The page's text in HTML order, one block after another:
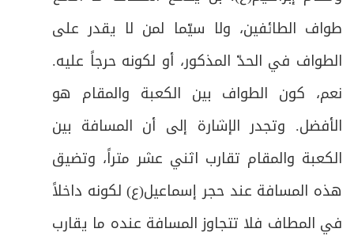
طواف الطائفين، ولا سيّما لمن لا يقدر على
الطواف في الحدّ المذكور، أو لكونه حرجاً عليه.
نعم، كون الطواف بين الكعبة والمقام هو
الأفضل. وتجدر الإشارة إلى أن المسافة بين
الكعبة والمقام تقارب اثني عشر متراً، وتضيق
هذه المسافة عند حجر إسماعيل(ع) لكونه داخلاً
في المطاف فلا تتجاوز المسافة عنده ما يقارب
ص
73 المطلب الثاني: في وجوب الاستنابة للحج
74 المطلب الثالث: في الوصية بالحج
ص
75 المطلب الرابع: في النيابة للحج
76
المطلب الخامس: في أحكام المصدود والمحصور
وفيه مبحثان
ص
77 المبحث الأول: في أحكام المصدود